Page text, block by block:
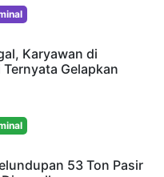
Karyawan di
Gelapkan
53 Ton Pasir